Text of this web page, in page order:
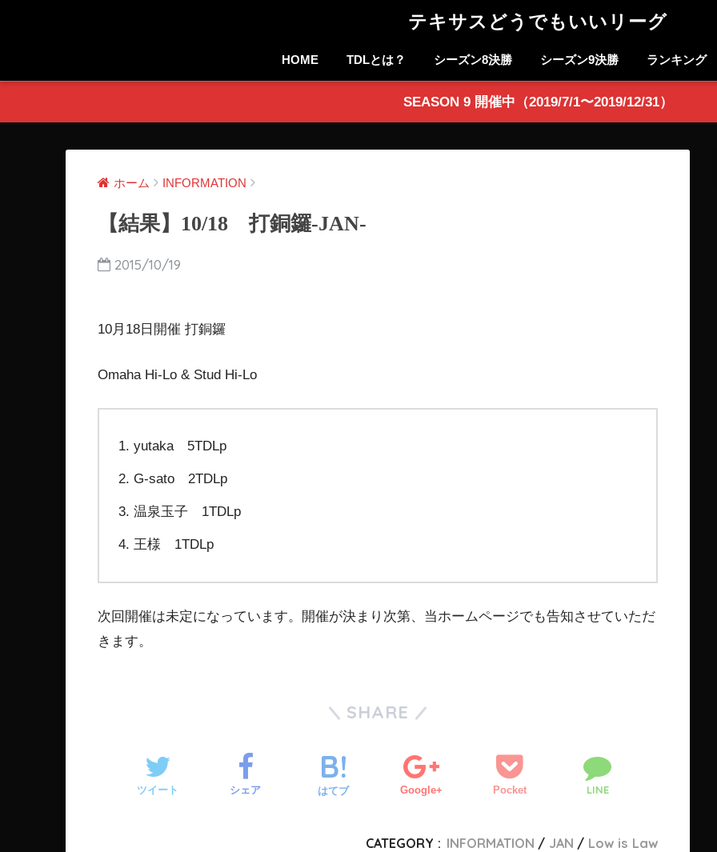
テキサスどうでもいいリーグ
HOME TDLとは？ シーズン8決勝 シーズン9決勝 ランキング
SEASON 9 開催中（2019/7/1〜2019/12/31）
ホーム INFORMATION
【結果】10/18 打銅鑼-JAN-
2015/10/19
10月18日開催 打銅鑼
Omaha Hi-Lo & Stud Hi-Lo
yutaka 5TDLp
G-sato 2TDLp
温泉玉子 1TDLp
王様 1TDLp
次回開催は未定になっています。開催が決まり次第、当ホームページでも告知させていただ
きます。
SHARE
ツイート シェア はてブ Google+ Pocket LINE
CATEGORY : INFORMATION JAN
Low is Law